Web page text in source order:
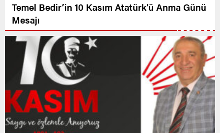
Temel Bedir’in 10 Kasım Atatürk’ü Anma Günü
Mesajı